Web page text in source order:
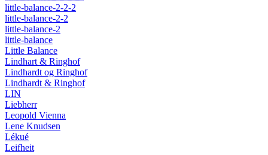
little-balance-2-2-2
little-balance-2-2
little-balance-2
little-balance
Little Balance
Lindhart & Ringhof
Lindhardt og Ringhof
Lindhardt & Ringhof
LIN
Liebherr
Leopold Vienna
Lene Knudsen
Lékué
Leifheit